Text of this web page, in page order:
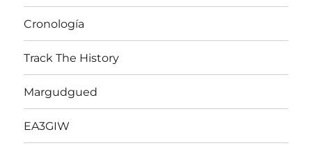
Cronología
Track The History
Margudgued
EA3GIW